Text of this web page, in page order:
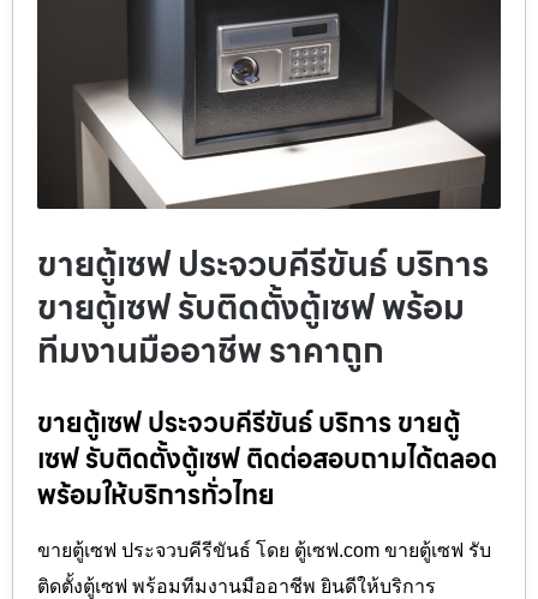
ขายตู้เซฟ ประจวบคีรีขันธ์ บริการ
ขายตู้เซฟ รับติดตั้งตู้เซฟ พร้อม
ทีมงานมืออาชีพ ราคาถูก
ขายตู้เซฟ ประจวบคีรีขันธ์ บริการ ขายตู้
เซฟ รับติดตั้งตู้เซฟ ติดต่อสอบถามได้ตลอด
พร้อมให้บริการทั่วไทย
ขายตู้เซฟ ประจวบคีรีขันธ์ โดย ตู้เซฟ.com ขายตู้เซฟ รับ
ติดตั้งตู้เซฟ พร้อมทีมงานมืออาชีพ ยินดีให้บริการ